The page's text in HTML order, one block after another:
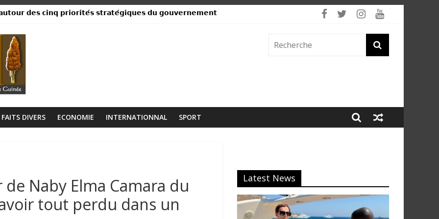
𝗱𝗲𝘀 𝗰𝗶𝗻𝗾 𝗽𝗿𝗶𝗼𝗿𝗶𝘁𝗲́𝘀 𝘀𝘁𝗿𝗮𝘁𝗲́𝗴𝗶𝗾𝘂𝗲𝘀 𝗱𝘂 𝗴𝗼𝘂𝘃𝗲𝗿𝗻𝗲𝗺𝗲𝗻𝘁
découvert à quelques mètres de la grande mosquée
entre un camion et un taxi
Rogbanè en complexe balnéaire
FAITS DIVERS ECONOMIE INTERNATIONNAL SPORT
Naby Elma Camara du
tout perdu dans un
Latest News